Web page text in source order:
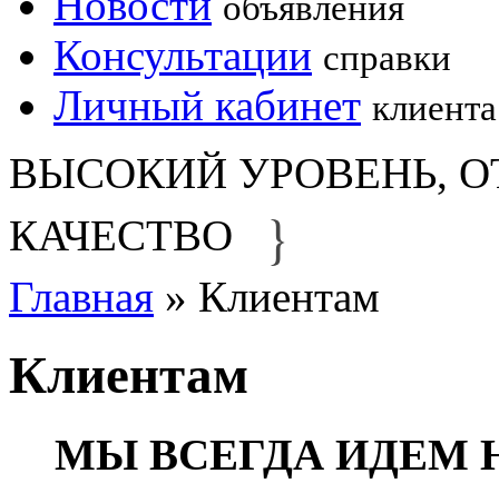
Консультации справки
Личный кабинет клиента
ВЫСОКИЙ УРОВЕНЬ,
КАЧЕСТВО
}
Главная » Клиентам
Клиентам
МЫ ВСЕГДА ИДЕМ